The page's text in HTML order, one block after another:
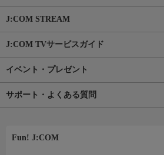
J:COM STREAM
J:COM TVサービスガイド
イベント・プレゼント
サポート・よくある質問
Fun! J:COM